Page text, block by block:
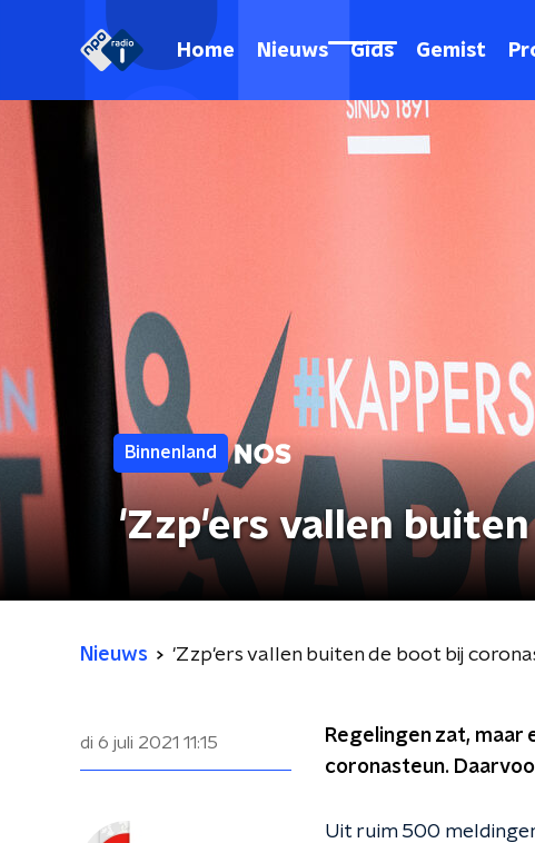
Home Nieuws Gids Gemist
Binnenland
'Zzp'ers vallen
Nieuws 'Zzp'ers vallen buiten de boot bij
di 6 juli 2021 11:15
Regelingen zat, maar
coronasteun.
Uit ruim 500